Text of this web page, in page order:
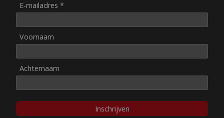
E-mailadres *
Voornaam
Achternaam
Inschrijven